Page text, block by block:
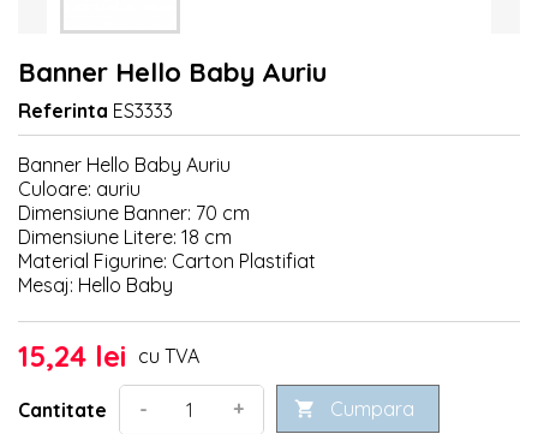
Banner Hello Baby Auriu
Referinta ES3333
Banner Hello Baby Auriu
Culoare: auriu
Dimensiune Banner: 70 cm
Dimensiune Litere: 18 cm
Material Figurine: Carton Plastifiat
Mesaj: Hello Baby
15,24 lei cu TVA
Cantitate - +  Cumpara